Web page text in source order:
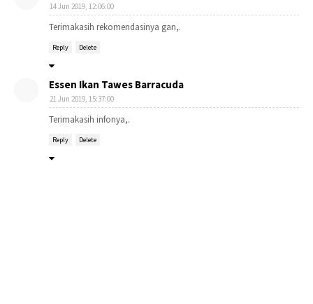
14 Jun 2019, 12:06:00
Terimakasih rekomendasinya gan,.
Reply Delete
Essen Ikan Tawes Barracuda
21 Jun 2019, 15:37:00
Terimakasih infonya,.
Reply Delete